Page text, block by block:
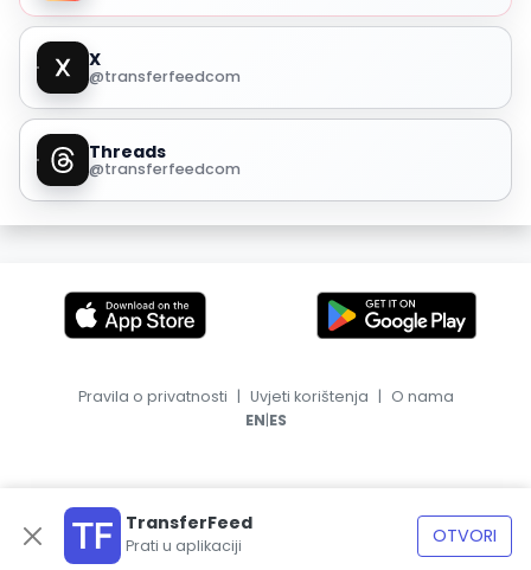
X
@transferfeedcom
Threads
@transferfeedcom
TransferFeed
Prati u aplikaciji OTVORI
Pravila o privatnosti | Uvjeti korištenja | O nama
EN|ES